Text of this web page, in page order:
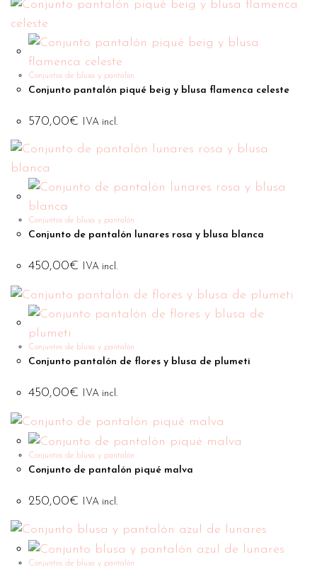
Conjuntos de blusa y pantalón
Conjunto pantalón piqué beig y blusa flamenca celeste
570,00€ IVA incl.
Conjuntos de blusa y pantalón
Conjunto de pantalón lunares rosa y blusa blanca
450,00€ IVA incl.
Conjuntos de blusa y pantalón
Conjunto pantalón de flores y blusa de plumeti
450,00€ IVA incl.
Conjuntos de blusa y pantalón
Conjunto de pantalón piqué malva
250,00€ IVA incl.
Conjuntos de blusa y pantalón